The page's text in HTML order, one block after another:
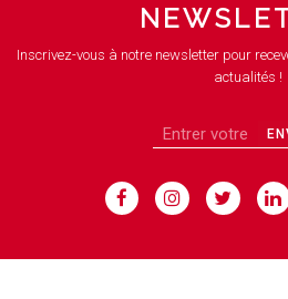
Inscrivez-vous à notre newsletter pour
actualités !